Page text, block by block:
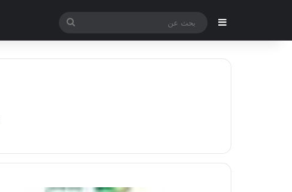
إضافة عمود جانبي
عن